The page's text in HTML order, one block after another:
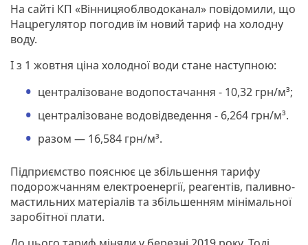
На сайті КП «Вінницяоблводоканал» повідомили, що
Нацрегулятор погодив їм новий тариф на холодну
воду.
І з 1 жовтня ціна холодної води стане наступною:
централізоване водопостачання - 10,32 грн/м³;
централізоване водовідведення - 6,264 грн/м³.
разом — 16,584 грн/м³.
Підприємство пояснює це збільшення тарифу
подорожчанням електроенергії, реагентів, паливно-
мастильних матеріалів та збільшенням мінімальної
заробітної плати.